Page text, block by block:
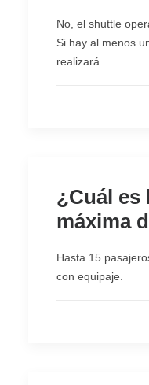
No, el shuttle
Si hay al menos
realizará.
¿Cuál es
máxima
Hasta 15
con equipaje.